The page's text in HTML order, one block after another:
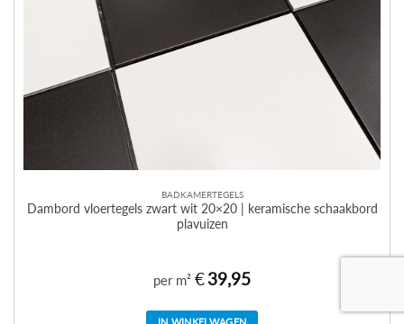
BADKAMERTEGELS
Dambord vloertegels zwart wit 20×20 | keramische schaakbord
plavuizen
per m² €39,95
IN WINKELWAGEN